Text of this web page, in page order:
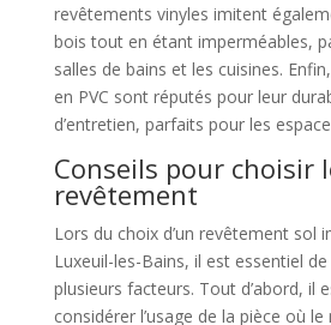
revêtements vinyles imitent
bois tout en étant imperméables,
salles de bains et les cuisines.
en PVC sont réputés pour leur
d’entretien, parfaits pour les
Conseils pour choisir
revêtement
Lors du choix d’un revêtement sol
Luxeuil-les-Bains, il est essentiel
plusieurs facteurs. Tout d’abord, il
considérer l’usage de la pièce où